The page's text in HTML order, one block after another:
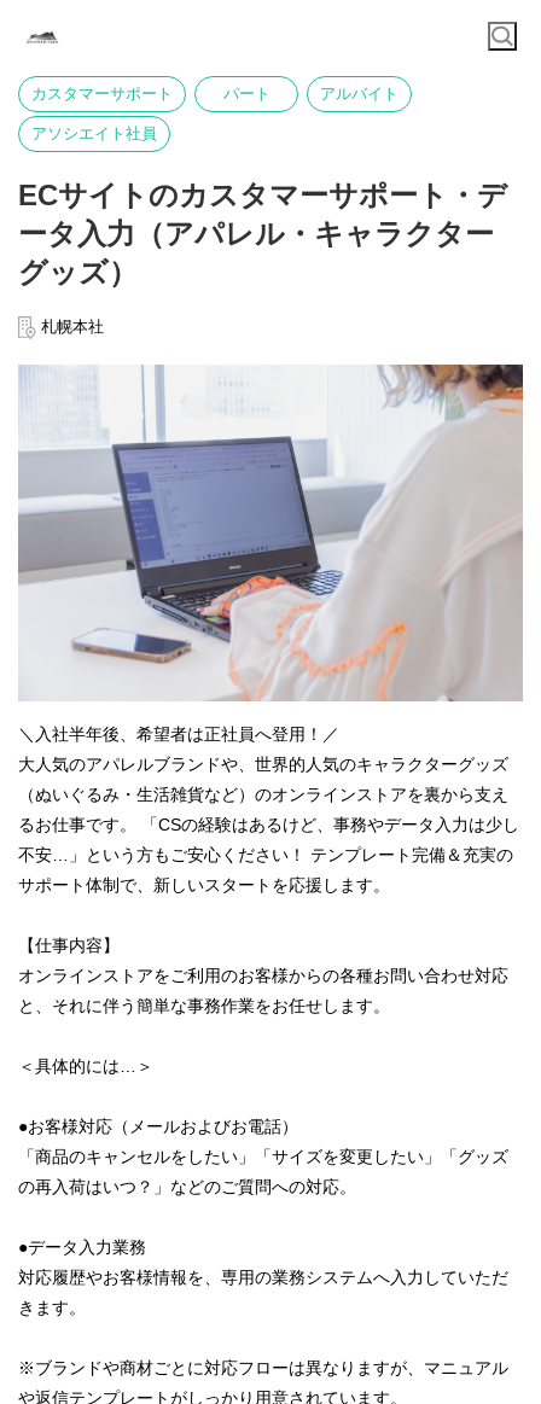
カスタマーサポート パート アルバイト
アソシエイト社員
ECサイトのカスタマーサポート・デ
ータ入力（アパレル・キャラクター
グッズ）
札幌本社
＼入社半年後、希望者は正社員へ登用！／
大人気のアパレルブランドや、世界的人気のキャラクターグッズ
（ぬいぐるみ・生活雑貨など）のオンラインストアを裏から支え
るお仕事です。 「CSの経験はあるけど、事務やデータ入力は少し
不安…」という方もご安心ください！ テンプレート完備＆充実の
サポート体制で、新しいスタートを応援します。
【仕事内容】
オンラインストアをご利用のお客様からの各種お問い合わせ対応
と、それに伴う簡単な事務作業をお任せします。
＜具体的には…＞
●お客様対応（メールおよびお電話）
「商品のキャンセルをしたい」「サイズを変更したい」「グッズ
の再入荷はいつ？」などのご質問への対応。
●データ入力業務
対応履歴やお客様情報を、専用の業務システムへ入力していただ
きます。
※ブランドや商材ごとに対応フローは異なりますが、マニュアル
や返信テンプレートがしっかり用意されています。